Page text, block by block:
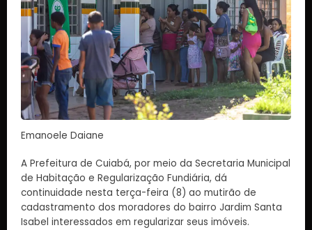
Emanoele Daiane
A Prefeitura de Cuiabá, por meio da Secretaria Municipal
de Habitação e Regularização Fundiária, dá
continuidade nesta terça-feira (8) ao mutirão de
cadastramento dos moradores do bairro Jardim Santa
Isabel interessados em regularizar seus imóveis.